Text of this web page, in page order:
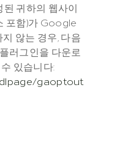
된 귀하의 웹사이
포함)가 Google
않는 경우, 다음
러그인을 다운로
gaoptout